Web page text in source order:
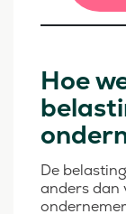
Hoe
De
anders dan